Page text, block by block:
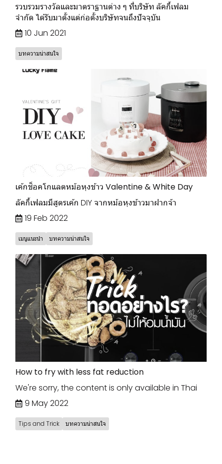
รวบรวมรางวัลและมาตราฐานต่าง ๆ ที่บริษัท ลัคกี้เฟลม
จำกัด ได้รับมาตั้งแต่ก่อตั้งบริษัทจนถึงปัจจุบัน
10 Jun 2021
บทความน่าสนใจ
เค้กช็อคโกแลตหม้อหุงข้าว Valentine & White Day
ลัคกี้เฟลมมีสูตรเค้ก DIY จากหม้อหุงข้าวมาฝากจ้า
19 Feb 2022
เมนูแนะนำ บทความน่าสนใจ
How to fry with less fat reduction
We're sorry, the content is only available in Thai
9 May 2022
Tips and Trick บทความน่าสนใจ